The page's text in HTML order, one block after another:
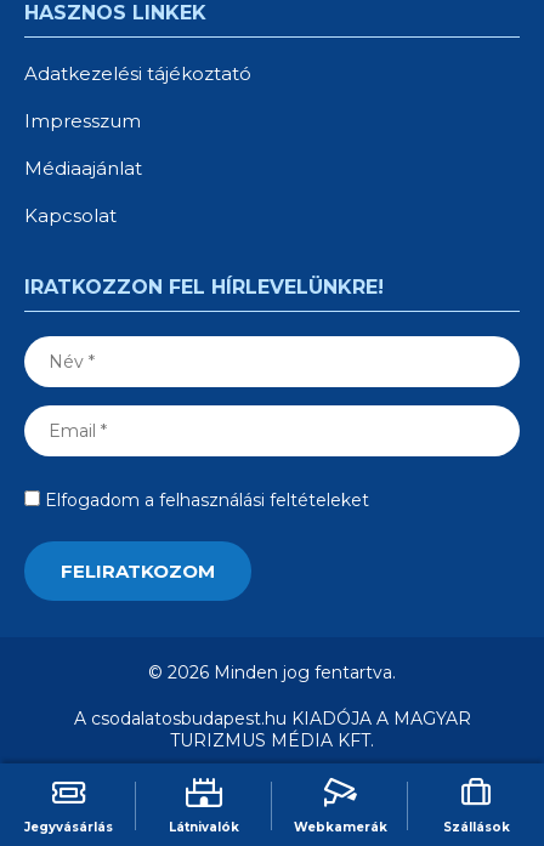
HASZNOS LINKEK
Adatkezelési tájékoztató
Impresszum
Médiaajánlat
Kapcsolat
IRATKOZZON FEL HÍRLEVELÜNKRE!
Elfogadom a felhasználási feltételeket
© 2026 Minden jog fentartva.
A csodalatosbudapest.hu KIADÓJA A MAGYAR
TURIZMUS MÉDIA KFT.
Jegyvásárlás Látnivalók Webkamerák Szállások